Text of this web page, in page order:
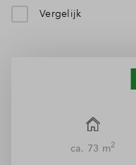
plaats je in de
voor de auto is er een
De kuip is in maritieme
De appartementen
Dit appartement heeft 2
Vergelijk
ca. 73 m2